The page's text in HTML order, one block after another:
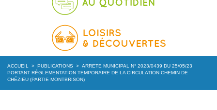
ACCUEIL > PUBLICATIONS > ARRETE MUNICIPAL N° 2023/0439 DU 25/05/23
PORTANT RÉGLEMENTATION TEMPORAIRE DE LA CIRCULATION CHEMIN DE
CHÉZIEU (PARTIE MONTBRISON)